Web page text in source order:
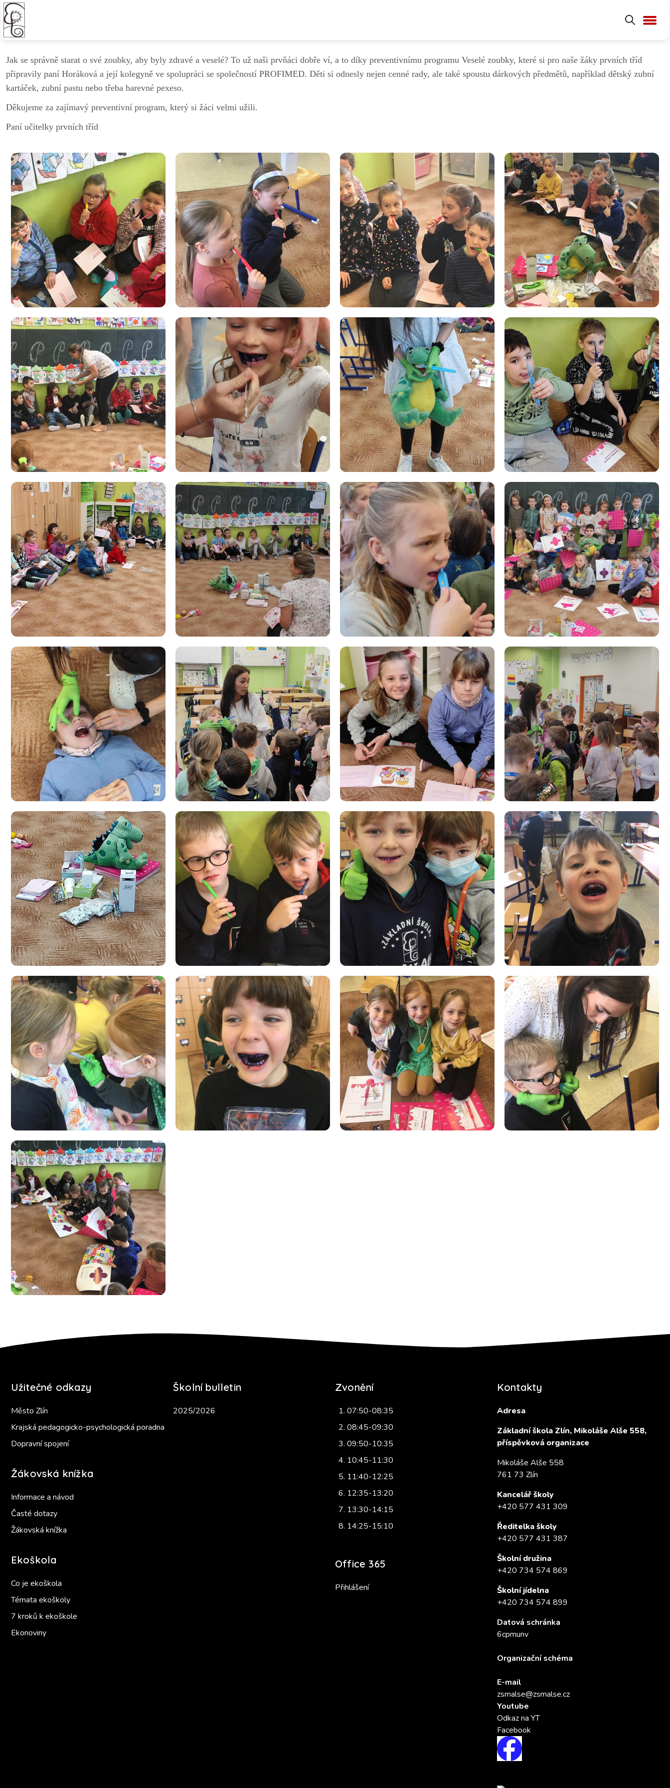
Preventivní projekt Veselé zoubky - 1. ročník
Jak se správně starat o své zoubky, aby byly zdravé a veselé? To už naši prvňáci dobře ví, a to díky preventivnímu programu Veselé zoubky, které si pro naše žáky prvních tříd
připravily paní Horáková a její kolegyně ve spolupráci se společností PROFIMED. Děti si odnesly nejen cenné rady, ale také spoustu dárkových předmětů, například dětský zubní
kartáček, zubní pastu nebo třeba barevné pexeso.
Děkujeme za zajímavý preventivní program, který si žáci velmi užili.
Paní učitelky prvních tříd
Užitečné odkazy
Město Zlín
Krajská pedagogicko-psychologická poradna
Dopravní spojení
Žákovská knížka
Informace a návod
Časté dotazy
Žákovská knížka
Ekoškola
Co je ekoškola
Témata ekoškoly
7 kroků k ekoškole
Ekonoviny
Školní bulletin
2025/2026
Zvonění
07:50-08:35
08:45-09:30
09:50-10:35
10:45-11:30
11:40-12:25
12:35-13:20
13:30-14:15
14:25-15:10
Office 365
Přihlášení
Kontakty
Adresa
Základní škola Zlín, Mikoláše Alše 558,
příspěvková organizace
Mikoláše Alše 558
761 73 Zlín
Kancelář školy
+420 577 431 309
Ředitelka školy
+420 577 431 387
Školní družina
+420 734 574 869
Školní jídelna
+420 734 574 899
Datová schránka
6cpmunv
Organizační schéma
E-mail
zsmalse@zsmalse.cz
Youtube
Odkaz na YT
Facebook